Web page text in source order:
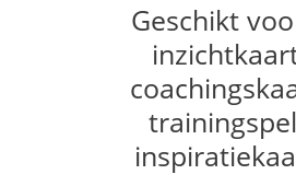
Geschikt